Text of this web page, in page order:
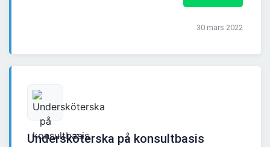
30 mars 2022
Undersköterska på konsultbasis